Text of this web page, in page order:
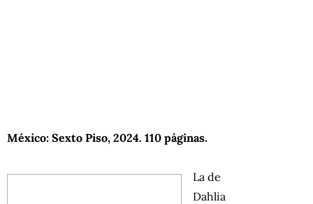
México: Sexto Piso, 2024. 110 páginas.
La de
Dahlia